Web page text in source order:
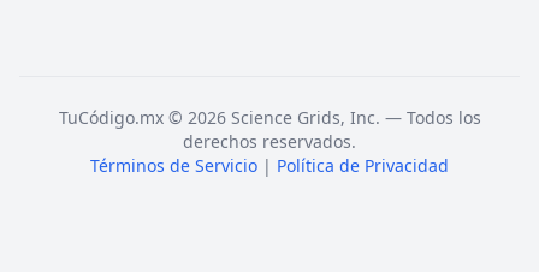
TuCódigo.mx © 2026 Science Grids, Inc. — Todos los
derechos reservados.
Términos de Servicio | Política de Privacidad